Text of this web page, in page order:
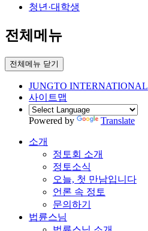
청년·대학생
전체메뉴
전체메뉴 닫기
JUNGTO INTERNATIONAL
사이트맵
Powered by Translate
소개
정토회 소개
정토소식
오늘, 첫 만남입니다
언론 속 정토
문의하기
법륜스님